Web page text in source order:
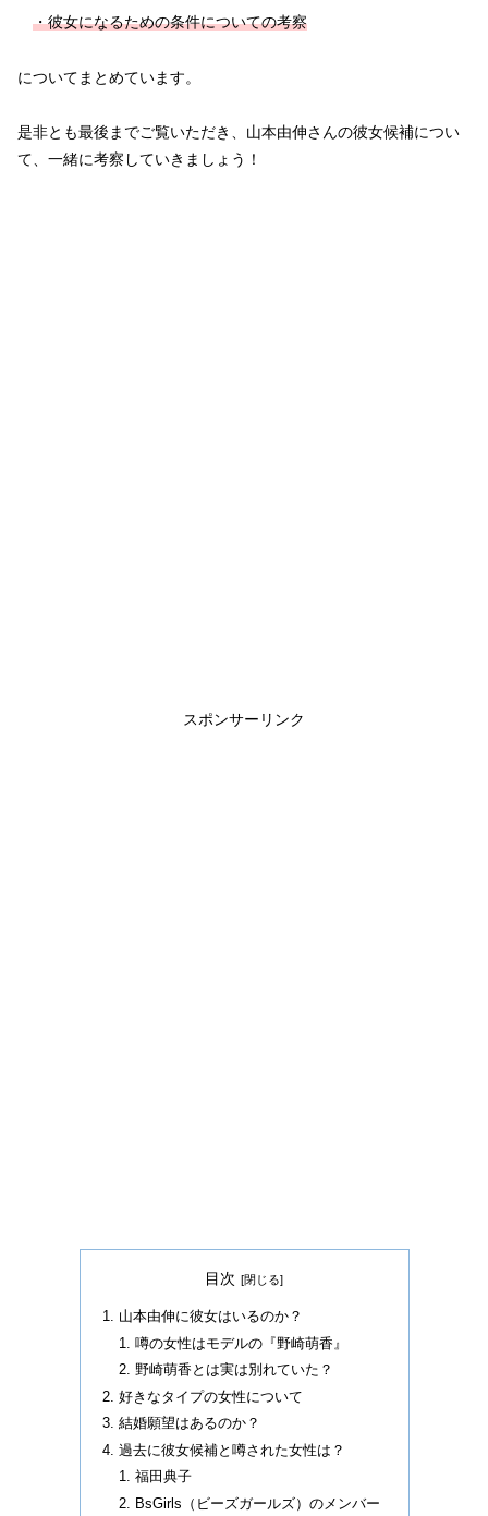
・彼女になるための条件についての考察
についてまとめています。
是非とも最後までご覧いただき、山本由伸さんの彼女候補につい
て、一緒に考察していきましょう！
スポンサーリンク
目次
山本由伸に彼女はいるのか？
噂の女性はモデルの『野崎萌香』
野崎萌香とは実は別れていた？
好きなタイプの女性について
結婚願望はあるのか？
過去に彼女候補と噂された女性は？
福田典子
BsGirls（ビーズガールズ）のメンバー